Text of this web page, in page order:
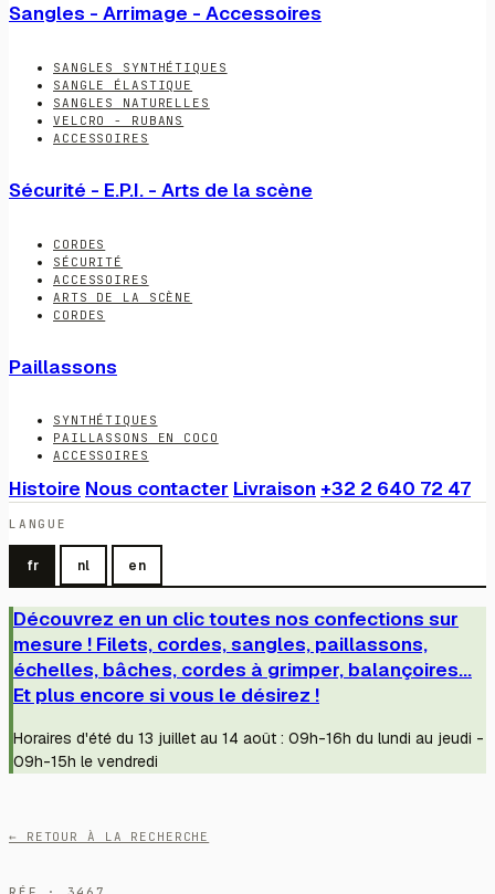
Sangles - Arrimage - Accessoires
SANGLES SYNTHÉTIQUES
SANGLE ÉLASTIQUE
SANGLES NATURELLES
VELCRO - RUBANS
ACCESSOIRES
Sécurité - E.P.I. - Arts de la scène
CORDES
SÉCURITÉ
ACCESSOIRES
ARTS DE LA SCÈNE
CORDES
Paillassons
SYNTHÉTIQUES
PAILLASSONS EN COCO
ACCESSOIRES
Histoire Nous contacter Livraison +32 2 640 72 47
LANGUE
fr nl en
Découvrez en un clic toutes nos confections sur
mesure ! Filets, cordes, sangles, paillassons,
échelles, bâches, cordes à grimper, balançoires...
Et plus encore si vous le désirez !
Horaires d'été du 13 juillet au 14 août : 09h-16h du lundi au jeudi -
09h-15h le vendredi
← RETOUR À LA RECHERCHE